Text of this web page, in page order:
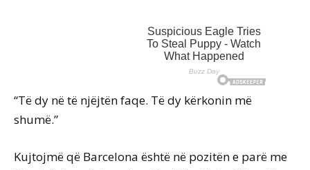
“Të dy në të njëjtën faqe. Të dy kërkonin më
shumë.”
Kujtojmë që Barcelona është në pozitën e parë me